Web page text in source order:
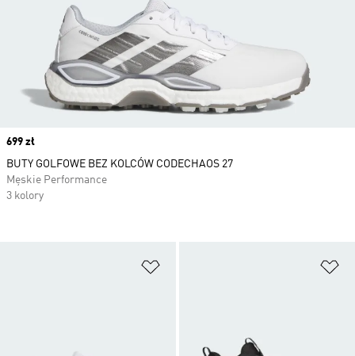
Price
699 zł
BUTY GOLFOWE BEZ KOLCÓW CODECHAOS 27
Męskie Performance
3 kolory